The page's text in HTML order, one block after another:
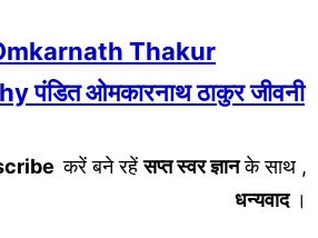
Thakur
पंडित ओमकारनाथ ठाकुर जीवनी
करें बने रहेंसप्त स्वर ज्ञानके साथ ,
धन्यवाद ।